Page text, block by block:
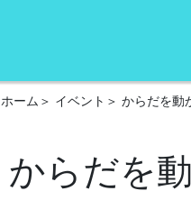
ホーム イベント からだを動
からだを